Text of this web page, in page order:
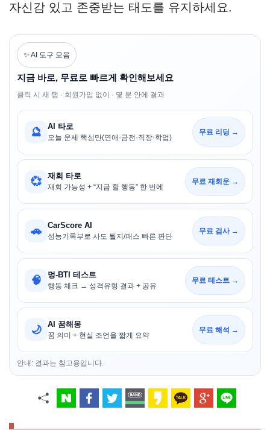
자신감 있고 존중받는 태도를 유지하세요.
✨ AI 도구 모음
지금 바로, 무료로 빠르게 확인해보세요
클릭 시 새 탭 · 회원가입 없이 · 몇 분 안에 결과
🔮 AI 타로
오늘 운세 핵심만(연애·금전·직장·학업)
무료 리딩 →
💞 재회 타로
재회 가능성 + “지금 할 행동” 한 번에
무료 재회운 →
🚗 CarScore AI
성능기록부로 사도 될지/패스 빠른 판단
무료 검사 →
🧠 멍-BTI 테스트
행동 체크 → 성격유형 결과 + 공유
무료 테스트 →
🌙 AI 꿈해몽
꿈 의미 + 현실 조언을 짧게 요약
무료 해석 →
안내: 결과는 참고용입니다.